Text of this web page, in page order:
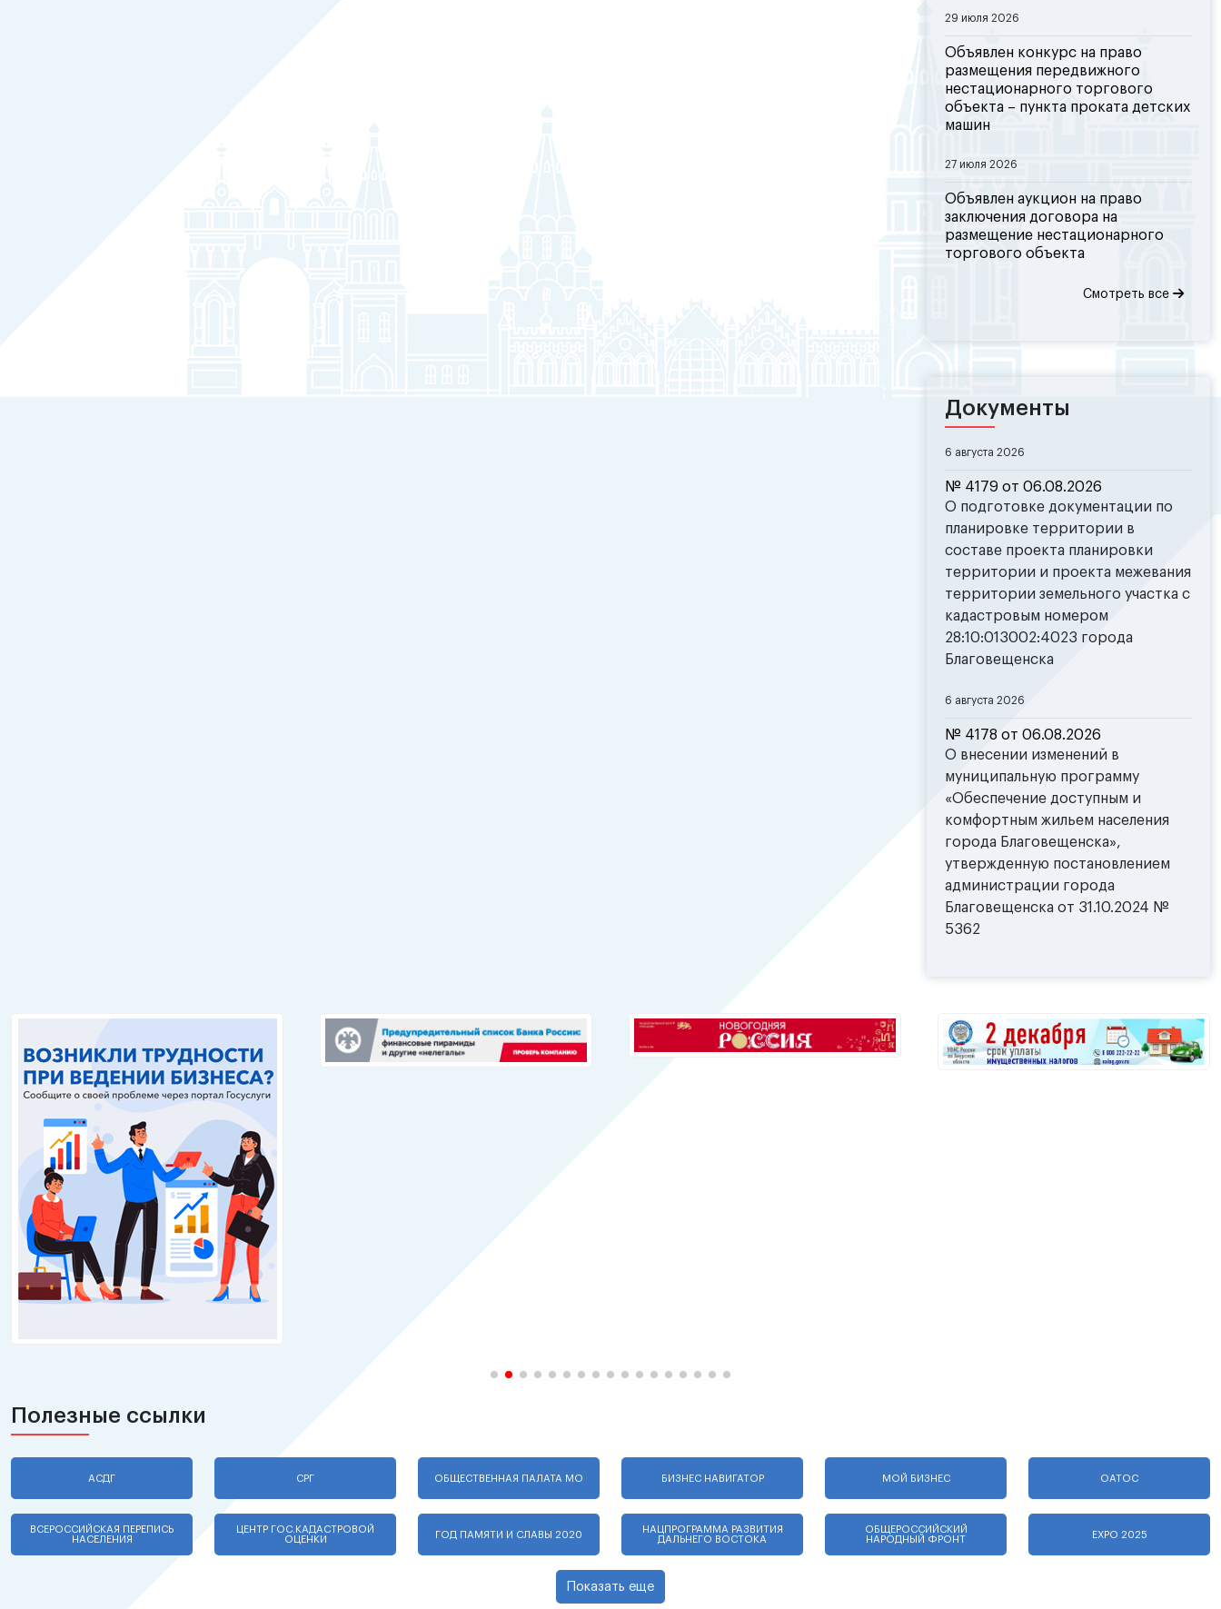
29 июля 2026
Объявлен конкурс на право
размещения передвижного
нестационарного торгового
объекта – пункта проката детских
машин
27 июля 2026
Объявлен аукцион на право
заключения договора на
размещение нестационарного
торгового объекта
Смотреть все
Документы
6 августа 2026
№ 4179 от 06.08.2026
О подготовке документации по
планировке территории в
составе проекта планировки
территории и проекта межевания
территории земельного участка с
кадастровым номером
28:10:013002:4023 города
Благовещенска
6 августа 2026
№ 4178 от 06.08.2026
О внесении изменений в
муниципальную программу
«Обеспечение доступным и
комфортным жильем населения
города Благовещенска»,
утвержденную постановлением
администрации города
Благовещенска от 31.10.2024 №
5362
Полезные ссылки
АСДГ СРГ ОБЩЕСТВЕННАЯ ПАЛАТА МО БИЗНЕС НАВИГАТОР МОЙ БИЗНЕС ОАТОС
ВСЕРОССИЙСКАЯ ПЕРЕПИСЬ
НАСЕЛЕНИЯ
ЦЕНТР ГОС.КАДАСТРОВОЙ
ОЦЕНКИ
ГОД ПАМЯТИ И СЛАВЫ 2020
НАЦПРОГРАММА РАЗВИТИЯ
ДАЛЬНЕГО ВОСТОКА
ОБЩЕРОССИЙСКИЙ
НАРОДНЫЙ ФРОНТ
EXPO 2025
Показать еще